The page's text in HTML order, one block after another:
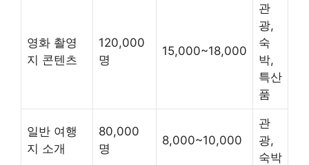
영화 촬영
지 콘텐츠
120,000
명
15,000~18,000
관
광,
숙
박,
특산
품
일반 여행
지 소개
80,000
명
8,000~10,000
관
광,
숙박